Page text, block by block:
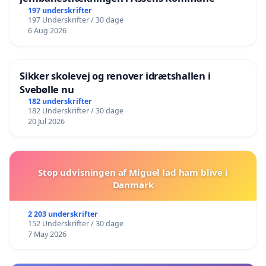
197 underskrifter
197 Underskrifter / 30 dage
6 Aug 2026
Sikker skolevej og renover idrætshallen i
Svebølle nu
182 underskrifter
182 Underskrifter / 30 dage
20 Jul 2026
Stop udvisningen af Miguel lad ham blive i
Danmark
2 203 underskrifter
152 Underskrifter / 30 dage
7 May 2026